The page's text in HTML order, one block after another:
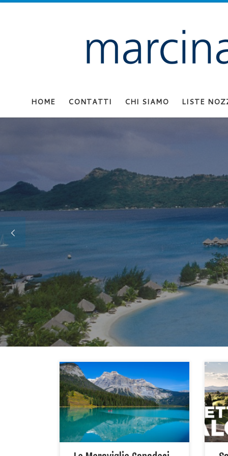
HOME CONTATTI CHI SIAMO LISTE
Durata 11 giorni, 9 notti
Descrizione del tour Il tour più
completo, in esclusiva! Un itinerario
studiato nei dettagli per offrire il
meglio dell’Est canadese, ricco di
esperienze per godere appieno
delle bellezze del Québec e
Per
per